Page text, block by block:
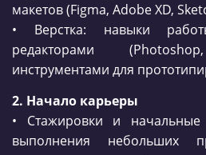
макетов (Figma, Adobe XD,
• Верстка: навыки
редакторами
инструментами для
2. Начало карьеры
• Стажировки и
выполнения небольших